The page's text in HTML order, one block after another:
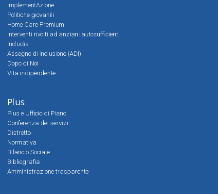
ImplementAzione
Politiche giovanili
Home Care Premium
Interventi rivolti ad anziani autosufficienti
Includis
Assegno di Inclusione (ADI)
Dopo di Noi
Vita indipendente
Plus
Plus e Ufficio di Piano
Conferenza dei servizi
Distretto
Normativa
Bilancio Sociale
Bibliografia
Amministrazione trasparente